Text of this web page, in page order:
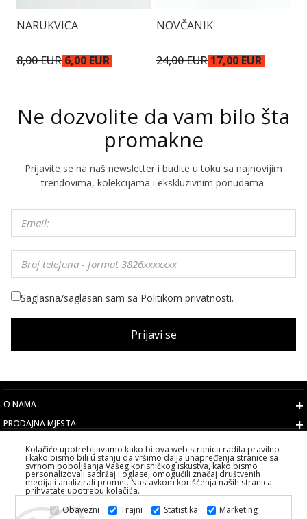
NARUKVICA
8,00 EUR 6,00 EUR
NOVČANIK
24,00 EUR 17,00 EUR
Ne dozvolite da vam bilo šta
promakne
Prijavite se na naš newsletter i budite u toku sa najnovijim
trendovima, kolekcijama i ekskluzivnim ponudama.
Saglasna/saglasan sam sa Politikom privatnosti.
Prijavi se
O NAMA
PRODAJNA MJESTA
KORISNIČKI SERVIS
IZABERITE DRŽAVU
2026 PS FASHION DESIGN DOO
Kolačiće upotrebljavamo kako bi ova web stranica radila pravilno
i kako bismo bili u stanju da vršimo dalja unapređenja stranice sa
svrhom poboljšanja Vašeg korisničkog iskustva, kako bismo
personalizovali sadržaj i oglase, omogućili značaj društvenih
medija i analizirali promet. Nastavkom korišćenja naših stranica
prihvatate upotrebu kolačića.
Obavezni
Trajni Statistika Marketing